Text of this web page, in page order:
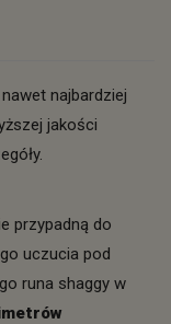
najbardziej
jakości
przypadną do
uczucia pod
runa shaggy w